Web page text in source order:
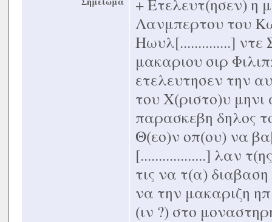
Λανμπερτου του
Ηωυλ[..............] ντε
μακαριου σιρ
ετελευτησεν την
του Χ(ριστο)υ
παρασκεβη δηλος
Θ(εο)ν οπ(ου) να
[..................] λαν
τις να τ(α)
να την μακαριζη
(ιν ?) στο